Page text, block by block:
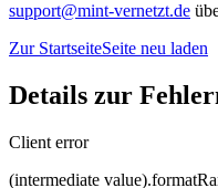
support@mint-vernetzt.de
Zur StartseiteSeite neu laden
Details zur
Client error
(intermediate